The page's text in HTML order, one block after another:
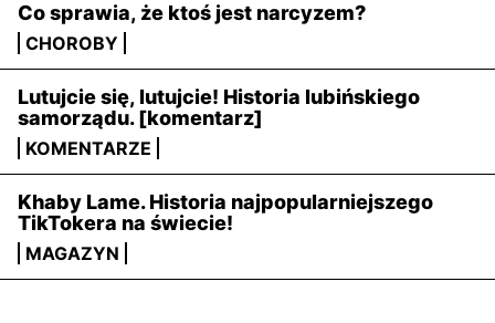
Co sprawia, że ​​ktoś jest narcyzem?
CHOROBY
Lutujcie się, lutujcie! Historia lubińskiego
samorządu. [komentarz]
KOMENTARZE
Khaby Lame. Historia najpopularniejszego
TikTokera na świecie!
MAGAZYN